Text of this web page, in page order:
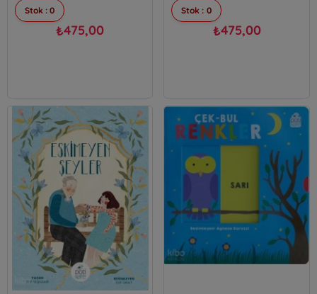
Stok : 0
₺475,00
Stok : 0
₺475,00